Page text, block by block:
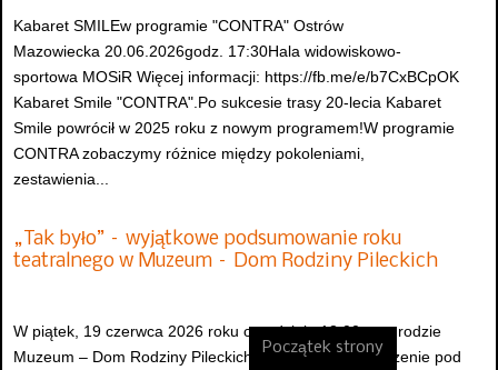
Kabaret SMILEw programie "CONTRA" Ostrów
Mazowiecka 20.06.2026godz. 17:30Hala widowiskowo-
sportowa MOSiR Więcej informacji: https://fb.me/e/b7CxBCpOK
Kabaret Smile "CONTRA".Po sukcesie trasy 20-lecia Kabaret
Smile powrócił w 2025 roku z nowym programem!W programie
CONTRA zobaczymy różnice między pokoleniami,
zestawienia...
„Tak było” – wyjątkowe podsumowanie roku
teatralnego w Muzeum – Dom Rodziny Pileckich
W piątek, 19 czerwca 2026 roku o godzinie 13:00 w ogrodzie
Muzeum – Dom Rodziny Pileckich odbędzie się wydarzenie pod
Początek strony